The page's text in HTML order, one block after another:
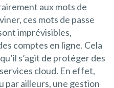
aux mots de
ces mots de passe
imprévisibles,
comptes en ligne. Cela
s’agit de protéger des
cloud. En effet,
par ailleurs, une gestion